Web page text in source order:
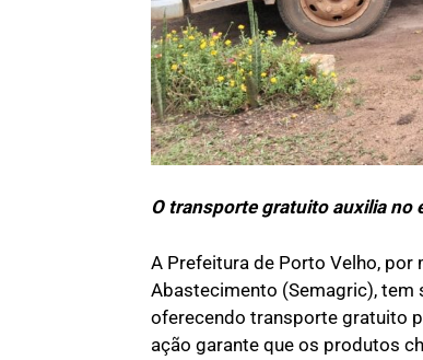
O transporte gratuito auxilia no
A Prefeitura de Porto Velho, por
Abastecimento (Semagric), tem
oferecendo transporte gratuito
ação garante que os produtos